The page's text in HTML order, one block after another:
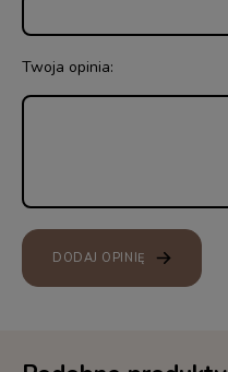
Twoja opinia:
DODAJ OPINIĘ